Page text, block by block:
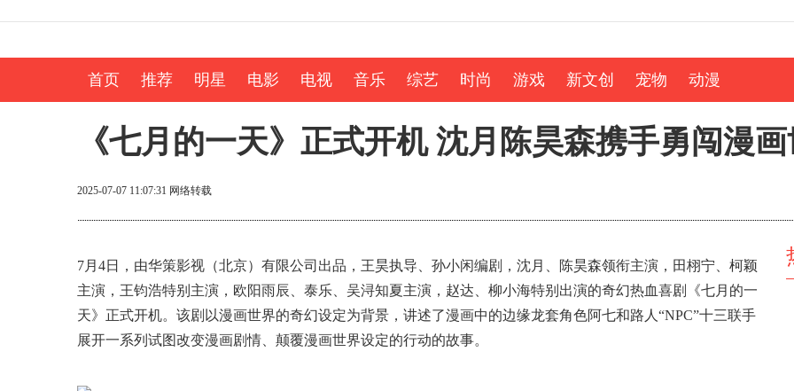
首页 推荐 明星 电影 电视 音乐 综艺 时尚 游戏 新文创 宠物 动漫
《七月的一天》正式开机 沈月陈昊森携手勇闯漫
2025-07-07 11:07:31 网络转载
7月4日，由华策影视（北京）有限公司出品，王昊执导、孙小闲编剧，沈月、陈昊森领衔主演，田栩宁、柯颖
主演，王钧浩特别主演，欧阳雨辰、泰乐、吴浔知夏主演，赵达、柳小海特别出演的奇幻热血喜剧《七月的一
天》正式开机。该剧以漫画世界的奇幻设定为背景，讲述了漫画中的边缘龙套角色阿七和路人“NPC”十三联手
展开一系列试图改变漫画剧情、颠覆漫画世界设定的行动的故事。